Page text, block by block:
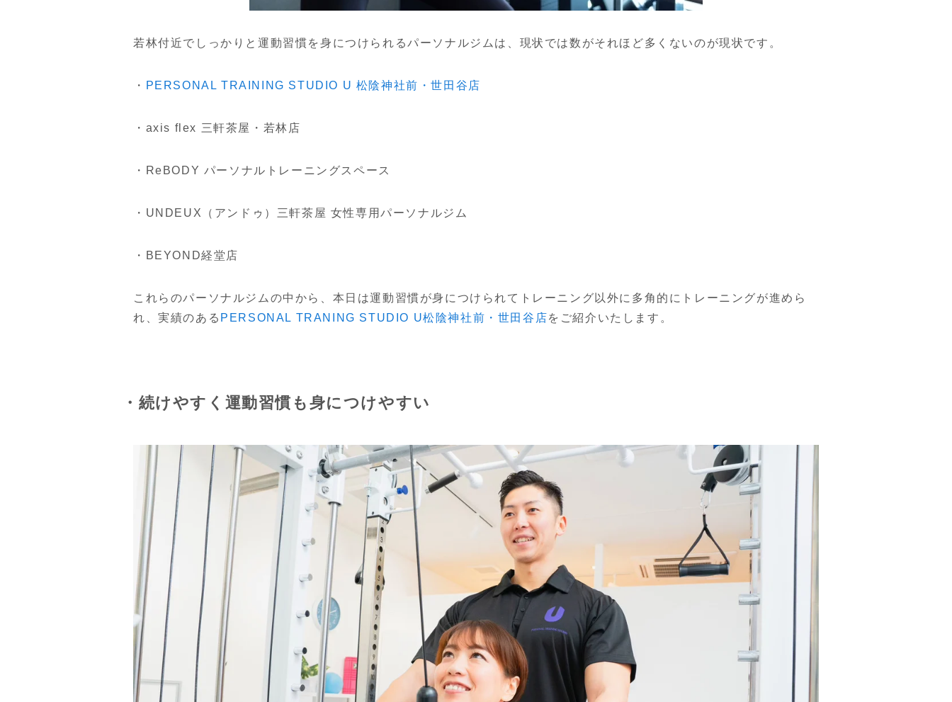
若林付近でしっかりと運動習慣を身につけられるパーソナルジムは、現状では数がそれほど多くないのが現状です。
・ PERSONAL TRAINING STUDIO U 松陰神社前・世田谷店
・axis flex 三軒茶屋・若林店
・ReBODY パーソナルトレーニングスペース
・UNDEUX（アンドゥ）三軒茶屋 女性専用パーソナルジム
・BEYOND経堂店
これらのパーソナルジムの中から、本日は運動習慣が身につけられてトレーニング以外に多角的にトレーニングが進めら
れ、実績のある PERSONAL TRANING STUDIO U松陰神社前・世田谷店をご紹介いたします。
・続けやすく運動習慣も身につけやすい